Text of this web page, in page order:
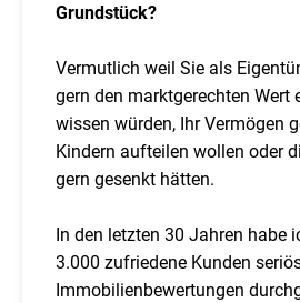
Grundstück?
Vermutlich weil Sie als
gern den marktgerechten Wert
wissen würden, Ihr Vermögen
Kindern aufteilen wollen oder
gern gesenkt hätten.
In den letzten 30 Jahren habe
3.000 zufriedene Kunden
Immobilienbewertungen